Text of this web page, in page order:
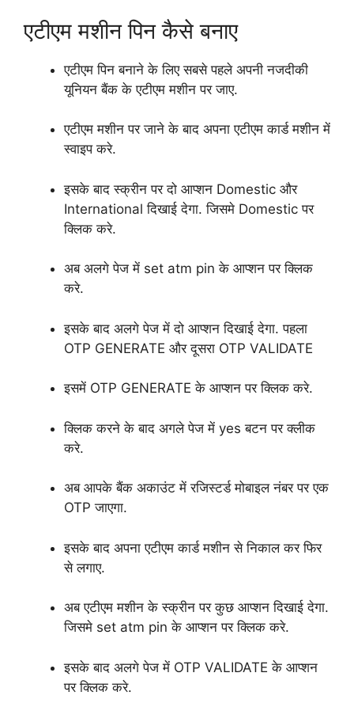
एटीएम मशीन पिन कैसे बनाए
एटीएम पिन बनाने के लिए सबसे पहले अपनी नजदीकी
यूनियन बैंक के एटीएम मशीन पर जाए.
एटीएम मशीन पर जाने के बाद अपना एटीएम कार्ड मशीन में
स्वाइप करे.
इसके बाद स्क्रीन पर दो आप्शन Domestic और
International दिखाई देगा. जिसमे Domestic पर
क्लिक करे.
अब अलगे पेज में set atm pin के आप्शन पर क्लिक
करे.
इसके बाद अलगे पेज में दो आप्शन दिखाई देगा. पहला
OTP GENERATE और दूसरा OTP VALIDATE
इसमें OTP GENERATE के आप्शन पर क्लिक करे.
क्लिक करने के बाद अगले पेज में yes बटन पर क्लीक
करे.
अब आपके बैंक अकाउंट में रजिस्टर्ड मोबाइल नंबर पर एक
OTP जाएगा.
इसके बाद अपना एटीएम कार्ड मशीन से निकाल कर फिर
से लगाए.
अब एटीएम मशीन के स्क्रीन पर कुछ आप्शन दिखाई देगा.
जिसमे set atm pin के आप्शन पर क्लिक करे.
इसके बाद अलगे पेज में OTP VALIDATE के आप्शन
पर क्लिक करे.